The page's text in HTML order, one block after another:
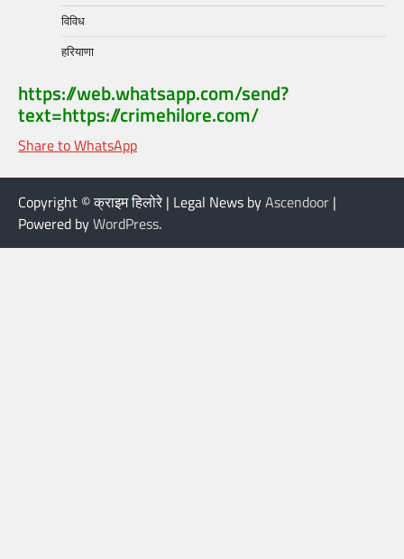
विविध
हरियाणा
https://web.whatsapp.com/send?
text=https://crimehilore.com/
Share to WhatsApp
Copyright © क्राइम हिलोरे | Legal News byAscendoor |
Powered byWordPress.